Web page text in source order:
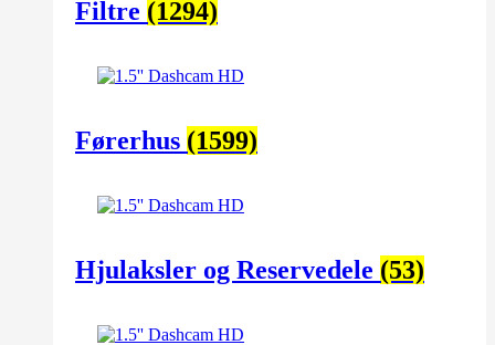
Filtre (1294)
Førerhus (1599)
Hjulaksler og Reservedele (53)